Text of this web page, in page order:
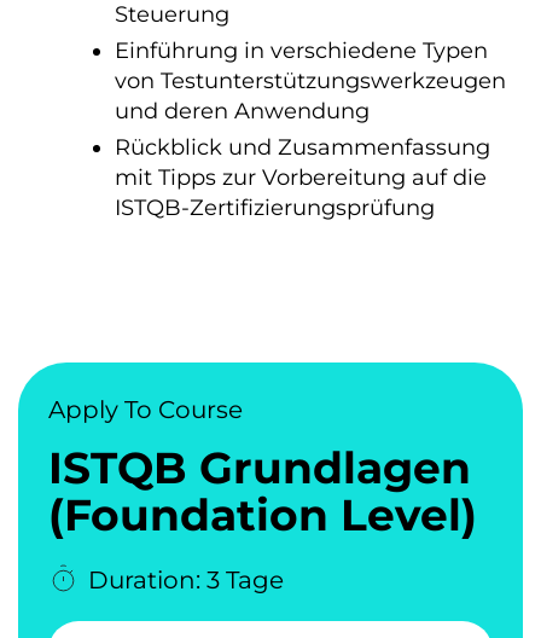
Steuerung
Einführung in verschiedene Typen
von Testunterstützungswerkzeugen
und deren Anwendung
Rückblick und Zusammenfassung
mit Tipps zur Vorbereitung auf die
ISTQB-Zertifizierungsprüfung
Apply To Course
ISTQB Grundlagen
(Foundation Level)
Duration: 3 Tage